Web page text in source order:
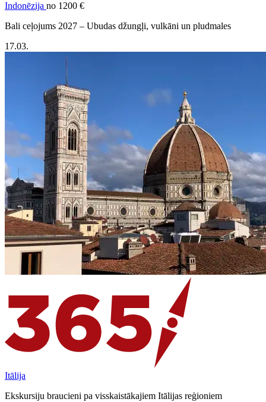
Indonēzija no 1200 €
Bali ceļojums 2027 – Ubudas džungļi, vulkāni un pludmales
17.03.
Itālija
Ekskursiju braucieni pa visskaistākajiem Itālijas reģioniem